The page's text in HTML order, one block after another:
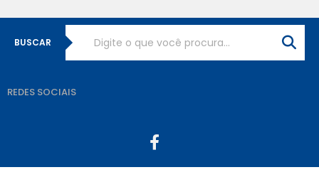
BUSCAR
REDES SOCIAIS